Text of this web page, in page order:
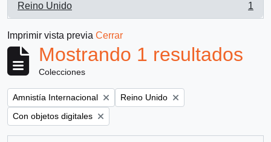
Reino Unido
, 1 resultados
1
Imprimir vista previa Cerrar
Mostrando 1 resultados
Colecciones
Remove filter:
Amnistía Internacional Remove filter:
Reino Unido
Remove filter:
Con objetos digitales